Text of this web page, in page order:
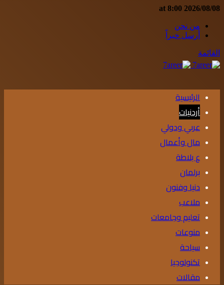
2026/08/08 at 8:00
من نحن
أرسل خبراً
القائمة
الرئيسية
أردنيات
عربي ودولي
مال وأعمال
ع بلاطة
برلمان
دنيا وفنون
ملاعب
تعليم وجامعات
منوعات
سياحة
تكنولوجيا
مقالات